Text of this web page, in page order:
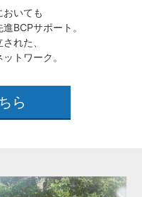
いても
BCPサポート。
れた、
トワーク。
ら